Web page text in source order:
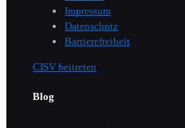
Impressum
Datenschutz
Barrierefreiheit
CISV beitreten
Blog